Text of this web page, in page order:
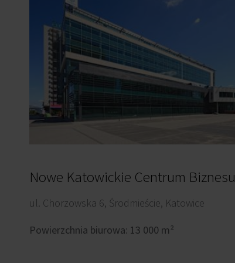
Nowe Katowickie Centrum Biznesu
ul. Chorzowska 6, Środmieście, Katowice
Powierzchnia biurowa: 13 000 m²